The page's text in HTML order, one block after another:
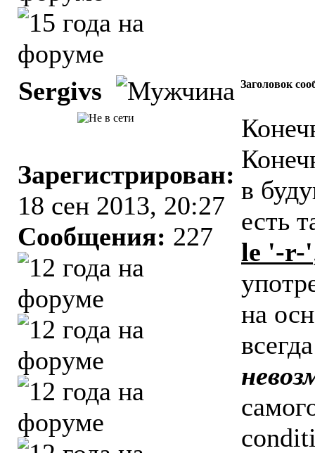
Sergivs Заголовок
Зарегистрирован:
18 сен 2013, 20:27
Сообщения: 227
в
есть
le '-r-'
на